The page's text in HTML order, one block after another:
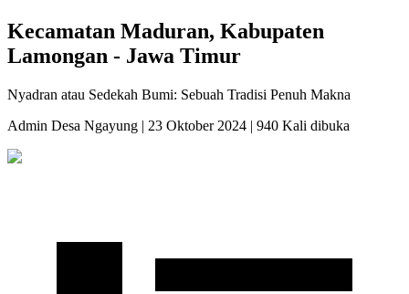
Kecamatan Maduran, Kabupaten
Lamongan - Jawa Timur
Nyadran atau Sedekah Bumi: Sebuah Tradisi Penuh Makna
Admin Desa Ngayung | 23 Oktober 2024 | 940 Kali dibuka